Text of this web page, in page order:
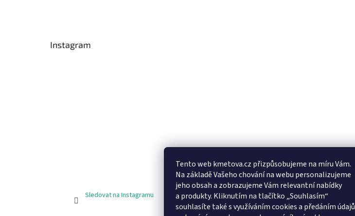
Tento web kmetova.cz přizpůsobujeme na míru Vám.
Na základě Vašeho chování na webu personalizujeme
jeho obsah a zobrazujeme Vám relevantní nabídky
a produkty. Kliknutím na tlačítko „Souhlasím“
souhlasíte také s využíváním cookies a předáním údajů
Instagram
Sledovat na Instagramu